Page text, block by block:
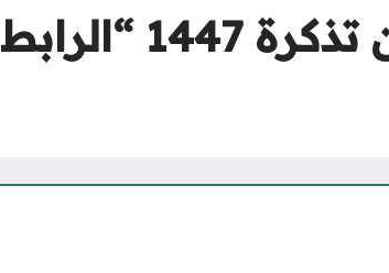
تواصل ممارس بلس استعلام عن تذكرة 1447 “الرابط